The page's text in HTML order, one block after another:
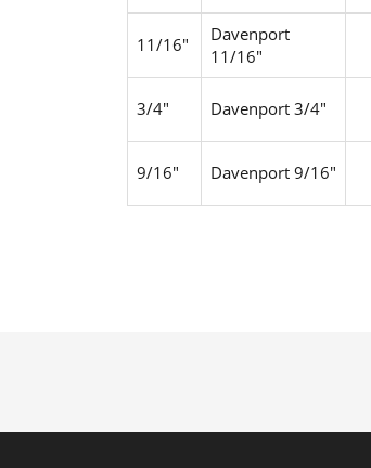
11/16"
Davenport
11/16"
3/4" Davenport 3/4"
9/16" Davenport 9/16"